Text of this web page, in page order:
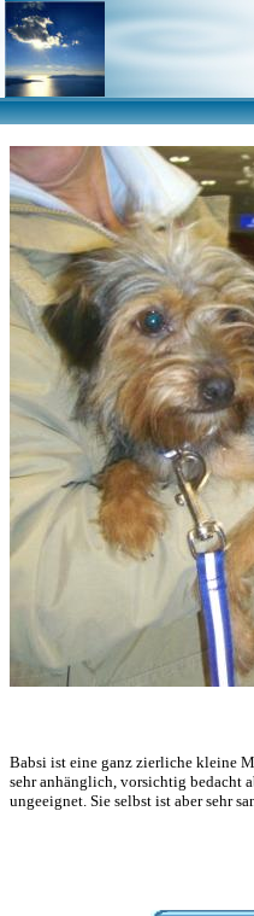
Babsi ist eine ganz zierliche kleine
sehr anhänglich, vorsichtig bedacht
ungeeignet. Sie selbst ist aber sehr